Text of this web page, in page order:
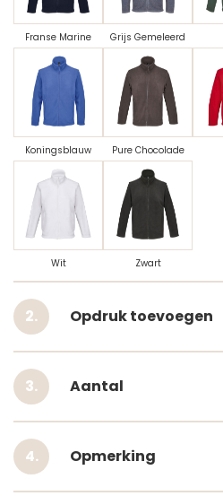
Franse Marine Grijs Gemeleerd
Koningsblauw Pure Chocolade
Wit Zwart
Opdruk toevoegen
Aantal
Opmerking